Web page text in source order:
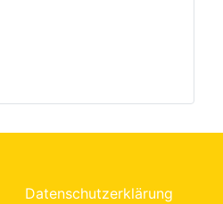
Datenschutzerklärung